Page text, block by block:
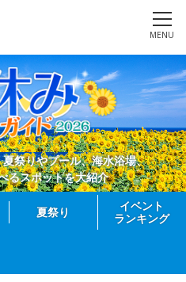
MENU
祭りやプール、海水浴場、
るスポットを大紹介
夏祭り
イベント
ランキング